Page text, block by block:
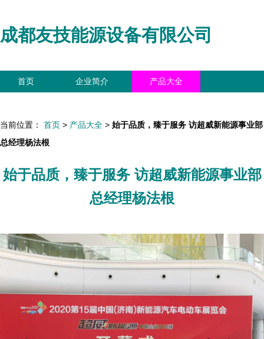
成都友技能源设备有限公司
首页 企业简介 产品大全
当前位置： 首页 > 产品大全 > 始于品质，臻于服务 访超威新能源事业部
总经理杨法根
始于品质，臻于服务 访超威新能源事业部
总经理杨法根